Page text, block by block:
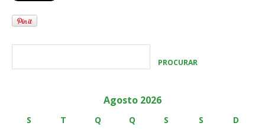
Agosto 2026
S T Q Q S S D